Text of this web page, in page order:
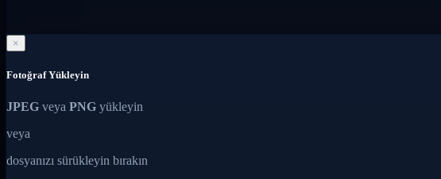
×
Fotoğraf Yükleyin
JPEG veya PNG yükleyin
veya
dosyanızı sürükleyin bırakın